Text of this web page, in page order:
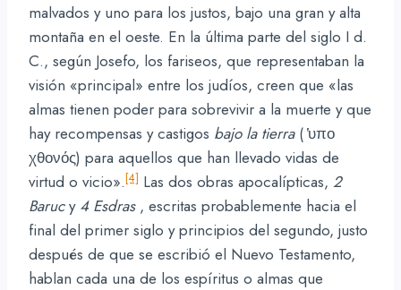
malvados y uno para los justos, bajo una gran y alta
montaña en el oeste. En la última parte del siglo I d.
C., según Josefo, los fariseos, que representaban la
visión «principal» entre los judíos, creen que «las
almas tienen poder para sobrevivir a la muerte y que
hay recompensas y castigos bajo la tierra( ̔υπο
χθονός) para aquellos que han llevado vidas de
virtud o vicio».[4] Las dos obras apocalípticas, 2
Barucy 4 Esdras, escritas probablemente hacia el
final del primer siglo y principios del segundo, justo
después de que se escribió el Nuevo Testamento,
hablan cada una de los espíritus o almas que